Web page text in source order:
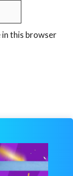
in this browser